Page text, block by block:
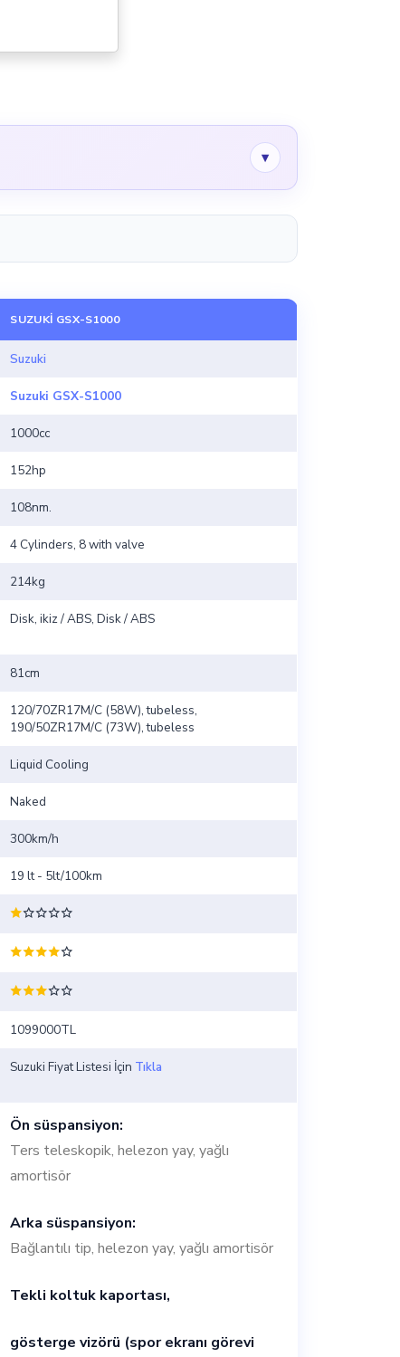
▾
SUZUKI GSX-S1000
Suzuki
Suzuki GSX-S1000
1000cc
152hp
108nm.
4 Cylinders, 8 with valve
214kg
Disk, ikiz / ABS, Disk / ABS
81cm
120/70ZR17M/C (58W), tubeless,
190/50ZR17M/C (73W), tubeless
Liquid Cooling
Naked
300km/h
19 lt - 5lt/100km
1099000TL
Suzuki Fiyat Listesi İçin Tıkla
Ön süspansiyon:
Ters teleskopik, helezon yay, yağlı
amortisör
Arka süspansiyon:
Bağlantılı tip, helezon yay, yağlı amortisör
Tekli koltuk kaportası,
gösterge vizörü (spor ekranı görevi